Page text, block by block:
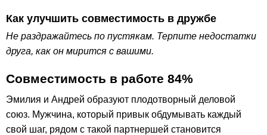
Как улучшить совместимость в дружбе
Не раздражайтесь по пустякам. Терпите недостатки
друга, как он мирится с вашими.
Совместимость в работе 84%
Эмилия и Андрей образуют плодотворный деловой
союз. Мужчина, который привык обдумывать каждый
свой шаг, рядом с такой партнершей становится